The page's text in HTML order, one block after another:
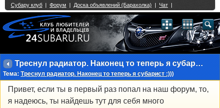
Треснул радиатор. Наконец то теперь я субарист :)))
Тема: Треснул радиатор. Наконец то теперь я субарист :)))
Привет, если ты в первый раз попал на наш форум, то,
я надеюсь, ты найдешь тут для себя много
Single Sign On provided byvBSSO
2 3 4 5 6 7 8 9 10 11 12 13 14 15 16 17 18 21 22 23 24 25 26
27 28 29 30 31 32 33 34 35 36 37 38 39 40 41 42 43